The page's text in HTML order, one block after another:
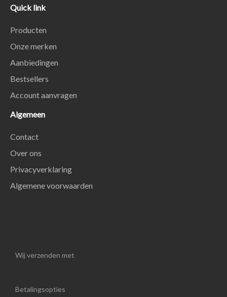
Quick link
Producten
Onze merken
Aanbiedingen
Bestsellers
Account aanvragen
Algemeen
Contact
Over ons
Privacyverklaring
Algemene voorwaarden
Wij verzenden met
Betalingsopties